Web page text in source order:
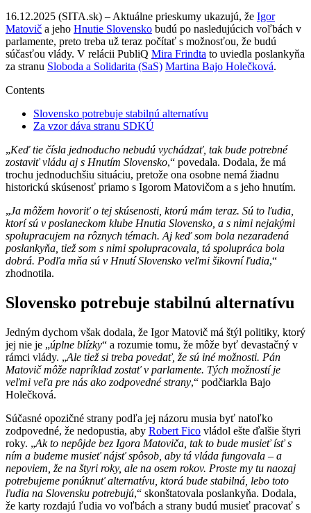
16.12.2025 (SITA.sk) – Aktuálne prieskumy ukazujú, že Igor
Matovič a jeho Hnutie Slovensko budú po nasledujúcich voľbách v
parlamente, preto treba už teraz počítať s možnosťou, že budú
súčasťou vlády. V relácii PubliQ Mira Frindta to uviedla poslankyňa
za stranu Sloboda a Solidarita (SaS) Martina Bajo Holečková.
Contents
Slovensko potrebuje stabilnú alternatívu
Za vzor dáva stranu SDKÚ
„Keď tie čísla jednoducho nebudú vychádzať, tak bude potrebné
zostaviť vládu aj s Hnutím Slovensko,“ povedala. Dodala, že má
trochu jednoduchšiu situáciu, pretože ona osobne nemá žiadnu
historickú skúsenosť priamo s Igorom Matovičom a s jeho hnutím.
„Ja môžem hovoriť o tej skúsenosti, ktorú mám teraz. Sú to ľudia,
ktorí sú v poslaneckom klube Hnutia Slovensko, a s nimi nejakými
spolupracujem na rôznych témach. Aj keď som bola nezaradená
poslankyňa, tiež som s nimi spolupracovala, tá spolupráca bola
dobrá. Podľa mňa sú v Hnutí Slovensko veľmi šikovní ľudia,“
zhodnotila.
Slovensko potrebuje stabilnú alternatívu
Jedným dychom však dodala, že Igor Matovič má štýl politiky, ktorý
jej nie je „úplne blízky“ a rozumie tomu, že môže byť devastačný v
rámci vlády. „Ale tiež si treba povedať, že sú iné možnosti. Pán
Matovič môže napríklad zostať v parlamente. Tých možností je
veľmi veľa pre nás ako zodpovedné strany,“ podčiarkla Bajo
Holečková.
Súčasné opozičné strany podľa jej názoru musia byť natoľko
zodpovedné, že nedopustia, aby Robert Fico vládol ešte ďalšie štyri
roky. „Ak to nepôjde bez Igora Matoviča, tak to bude musieť ísť s
ním a budeme musieť nájsť spôsob, aby tá vláda fungovala – a
nepoviem, že na štyri roky, ale na osem rokov. Proste my tu naozaj
potrebujeme ponúknuť alternatívu, ktorá bude stabilná, lebo toto
ľudia na Slovensku potrebujú,“ skonštatovala poslankyňa. Dodala,
že karty rozdajú ľudia vo voľbách a strany budú musieť pracovať s